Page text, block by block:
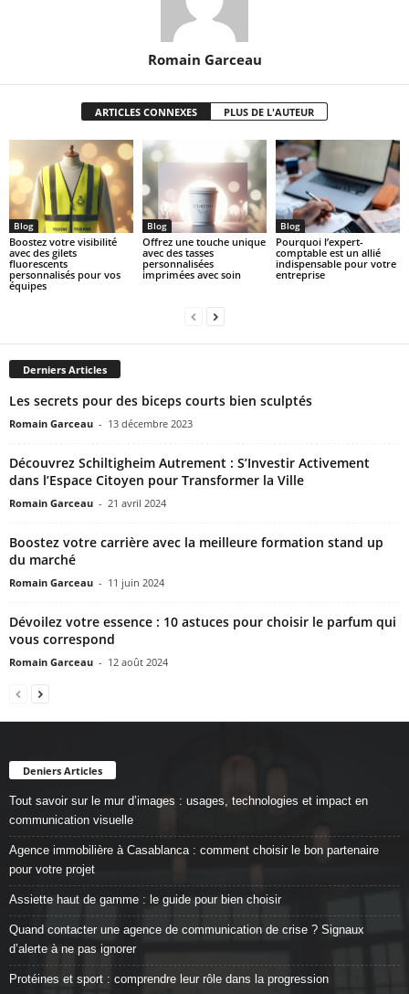
Romain Garceau
ARTICLES CONNEXES PLUS DE L'AUTEUR
Blog
Boostez votre visibilité
avec des gilets
fluorescents
personnalisés pour vos
équipes
Blog
Offrez une touche unique
avec des tasses
personnalisées
imprimées avec soin
Blog
Pourquoi l’expert-
comptable est un allié
indispensable pour votre
entreprise
Derniers Articles
Les secrets pour des biceps courts bien sculptés
Romain Garceau - 13 décembre 2023
Découvrez Schiltigheim Autrement : S’Investir Activement
dans l’Espace Citoyen pour Transformer la Ville
Romain Garceau - 21 avril 2024
Boostez votre carrière avec la meilleure formation stand up
du marché
Romain Garceau - 11 juin 2024
Dévoilez votre essence : 10 astuces pour choisir le parfum qui
vous correspond
Romain Garceau - 12 août 2024
Deniers Articles
Tout savoir sur le mur d’images : usages, technologies et impact en
communication visuelle
Agence immobilière à Casablanca : comment choisir le bon partenaire
pour votre projet
Assiette haut de gamme : le guide pour bien choisir
Quand contacter une agence de communication de crise ? Signaux
d’alerte à ne pas ignorer
Protéines et sport : comprendre leur rôle dans la progression